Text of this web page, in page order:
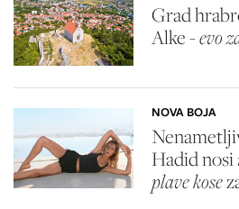
Grad
Alke -evo
NOVA BOJA
Hadid nosi
plave kose